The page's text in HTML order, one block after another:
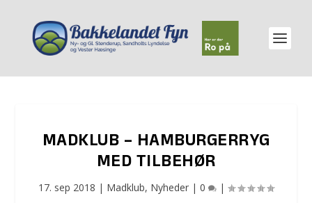
MADKLUB – HAMBURGERRYG
MED TILBEHØR
17. sep 2018 | Madklub, Nyheder | 0 |